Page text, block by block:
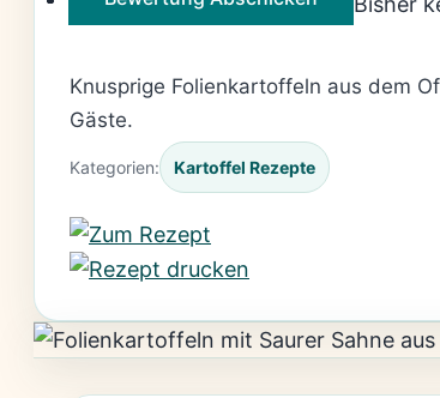
Knusprige Folienkartoffeln aus dem
Gäste.
Kategorien: Kartoffel Rezepte